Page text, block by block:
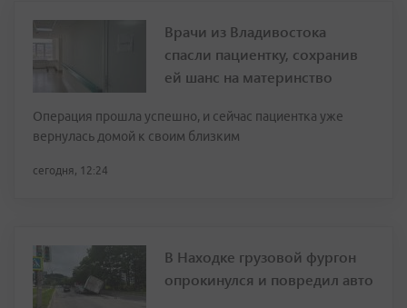
Врачи из Владивостока
спасли пациентку, сохранив
ей шанс на материнство
Операция прошла успешно, и сейчас пациентка уже
вернулась домой к своим близким
сегодня, 12:24
В Находке грузовой фургон
опрокинулся и повредил авто